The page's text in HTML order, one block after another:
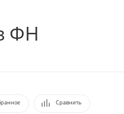
ФН
Сравнить